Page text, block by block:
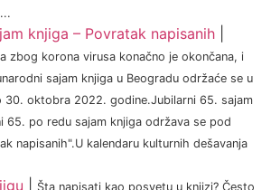
knjiga – Povratak napisanih
zbog korona virusa konačno je okončana, i
sajam knjiga u Beogradu održaće se u
30. oktobra 2022. godine.Jubilarni 65. sajam
65. po redu sajam knjiga održava se pod
napisanih".U kalendaru kulturnih dešavanja
Šta napisati kao posvetu u knjizi? Često